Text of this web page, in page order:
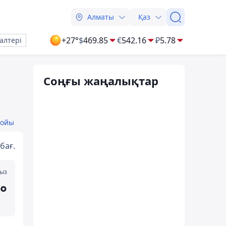
Алматы Қаз
+27°$469.85 €542.16 ₽5.78
Соңғы жаңалықтар